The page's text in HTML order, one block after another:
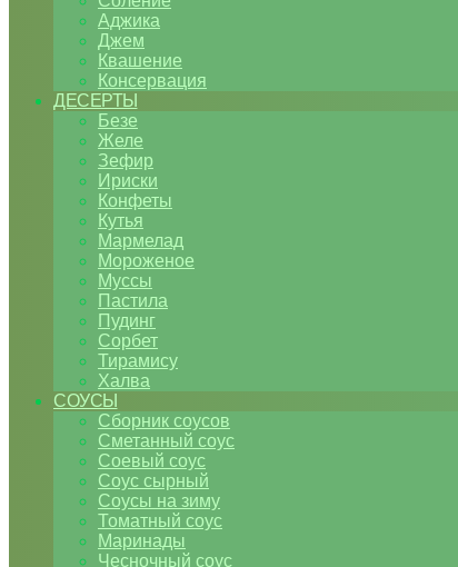
Аджика
Джем
Квашение
Консервация
ДЕСЕРТЫ
Безе
Желе
Зефир
Ириски
Конфеты
Кутья
Мармелад
Мороженое
Муссы
Пастила
Пудинг
Сорбет
Тирамису
Халва
СОУСЫ
Сборник соусов
Сметанный соус
Соевый соус
Соус сырный
Соусы на зиму
Томатный соус
Маринады
Чесночный соус